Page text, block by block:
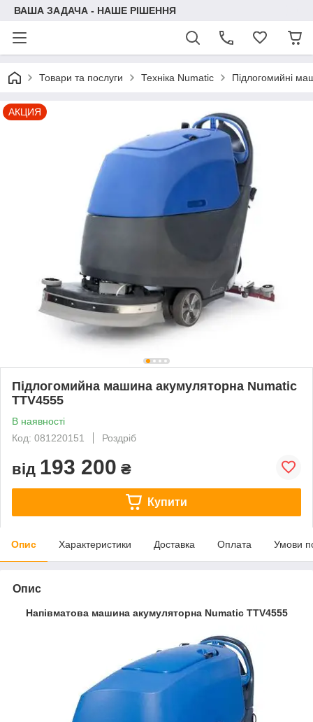
ВАША ЗАДАЧА - НАШЕ РІШЕННЯ
Товари та послуги Техніка Numatic Підлогомийні
АКЦИЯ
Підлогомийна машина акумуляторна Numatic
TTV4555
В наявності
Код: 081220151
Роздріб
від 193 200 ₴
Купити
Опис Характеристики Доставка Оплата Умови
Опис
Напівматова машина акумуляторна Numatic TTV4555